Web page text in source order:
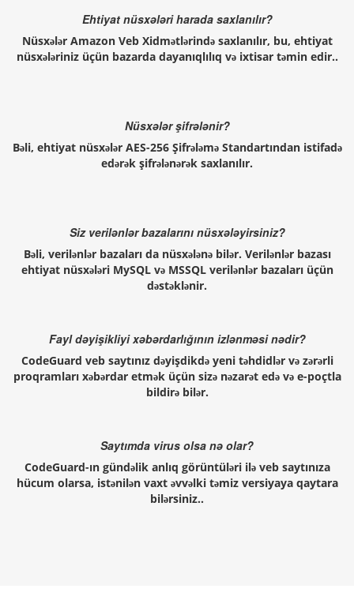
Ehtiyat nüsxələri harada saxlanılır?
Nüsxələr Amazon Veb Xidmətlərində saxlanılır, bu, ehtiyat
nüsxələriniz üçün bazarda dayanıqlılıq və ixtisar təmin edir..
Nüsxələr şifrələnir?
Bəli, ehtiyat nüsxələr AES-256 Şifrələmə Standartından istifadə
edərək şifrələnərək saxlanılır.
Siz verilənlər bazalarını nüsxələyirsiniz?
Bəli, verilənlər bazaları da nüsxələnə bilər. Verilənlər bazası
ehtiyat nüsxələri MySQL və MSSQL verilənlər bazaları üçün
dəstəklənir.
Fayl dəyişikliyi xəbərdarlığının izlənməsi nədir?
CodeGuard veb saytınız dəyişdikdə yeni təhdidlər və zərərli
proqramları xəbərdar etmək üçün sizə nəzarət edə və e-poçtla
bildirə bilər.
Saytımda virus olsa nə olar?
CodeGuard-ın gündəlik anlıq görüntüləri ilə veb saytınıza
hücum olarsa, istənilən vaxt əvvəlki təmiz versiyaya qaytara
bilərsiniz..